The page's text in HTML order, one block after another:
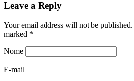
Leave a Reply
Your email address will not be published.
marked *
Nome
E-mail